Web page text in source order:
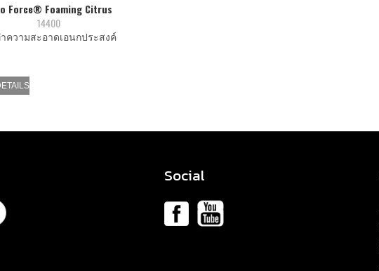
Force® Foaming Citrus
14400
ความสะอาดเอนกประสงค์
Social